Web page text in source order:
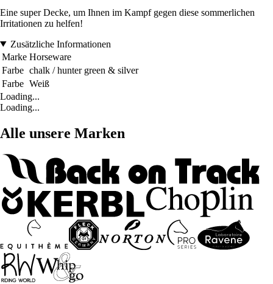
Eine super Decke, um Ihnen im Kampf gegen diese sommerlichen
Irritationen zu helfen!
Zusätzliche Informationen
Marke Horseware
Farbe chalk / hunter green & silver
Farbe Weiß
Loading...
Loading...
Alle unsere Marken